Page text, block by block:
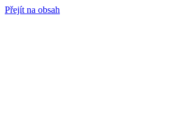
Přejít na obsah